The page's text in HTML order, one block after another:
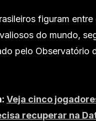
figuram entre
do mundo,
pelo Observatório
Veja cinco
recuperar na